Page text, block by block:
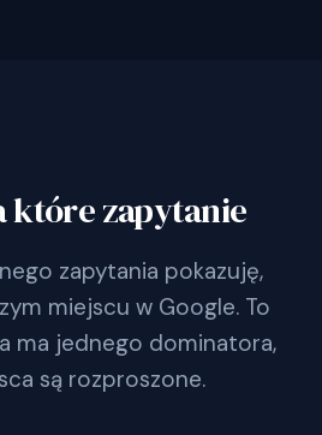
które zapytanie
zapytania pokazuję,
miejscu w Google. To
ma jednego dominatora,
są rozproszone.